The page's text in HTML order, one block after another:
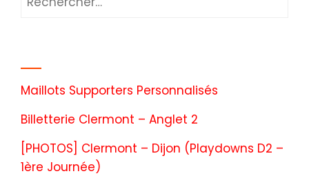
Maillots Supporters Personnalisés
Billetterie Clermont – Anglet 2
[PHOTOS] Clermont – Dijon (Playdowns D2 –
1ère Journée)